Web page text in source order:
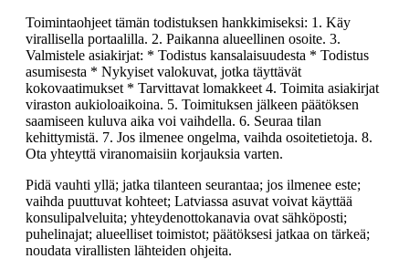
Toimintaohjeet tämän todistuksen hankkimiseksi: 1. Käy
virallisella portaalilla. 2. Paikanna alueellinen osoite. 3.
Valmistele asiakirjat: * Todistus kansalaisuudesta * Todistus
asumisesta * Nykyiset valokuvat, jotka täyttävät
kokovaatimukset * Tarvittavat lomakkeet 4. Toimita asiakirjat
viraston aukioloaikoina. 5. Toimituksen jälkeen päätöksen
saamiseen kuluva aika voi vaihdella. 6. Seuraa tilan
kehittymistä. 7. Jos ilmenee ongelma, vaihda osoitetietoja. 8.
Ota yhteyttä viranomaisiin korjauksia varten.
Pidä vauhti yllä; jatka tilanteen seurantaa; jos ilmenee este;
vaihda puuttuvat kohteet; Latviassa asuvat voivat käyttää
konsulipalveluita; yhteydenottokanavia ovat sähköposti;
puhelinajat; alueelliset toimistot; päätöksesi jatkaa on tärkeä;
noudata virallisten lähteiden ohjeita.